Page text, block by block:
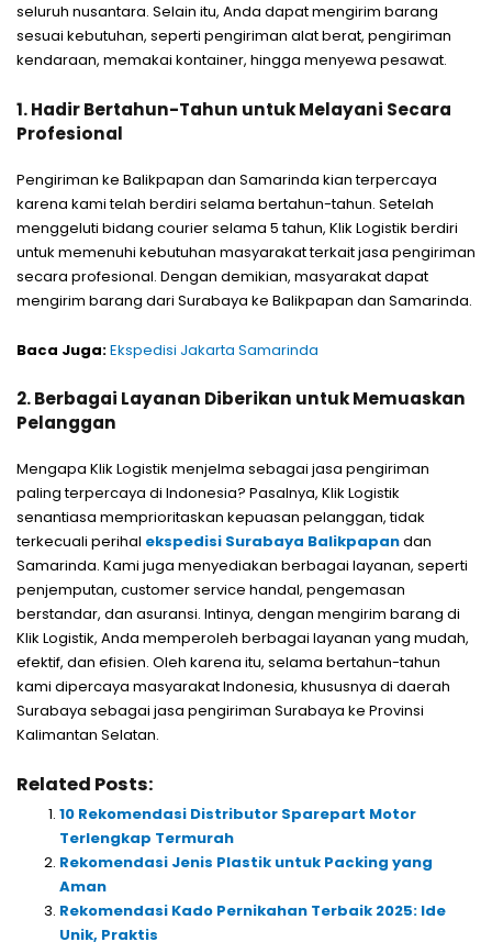
seluruh nusantara. Selain itu, Anda dapat mengirim barang
sesuai kebutuhan, seperti pengiriman alat berat, pengiriman
kendaraan, memakai kontainer, hingga menyewa pesawat.
1. Hadir Bertahun-Tahun untuk Melayani Secara
Profesional
Pengiriman ke Balikpapan dan Samarinda kian terpercaya
karena kami telah berdiri selama bertahun-tahun. Setelah
menggeluti bidang courier selama 5 tahun, Klik Logistik berdiri
untuk memenuhi kebutuhan masyarakat terkait jasa pengiriman
secara profesional. Dengan demikian, masyarakat dapat
mengirim barang dari Surabaya ke Balikpapan dan Samarinda.
Baca Juga:Ekspedisi Jakarta Samarinda
2. Berbagai Layanan Diberikan untuk Memuaskan
Pelanggan
Mengapa Klik Logistik menjelma sebagai jasa pengiriman
paling terpercaya di Indonesia? Pasalnya, Klik Logistik
senantiasa memprioritaskan kepuasan pelanggan, tidak
terkecuali perihal ekspedisi Surabaya Balikpapandan
Samarinda. Kami juga menyediakan berbagai layanan, seperti
penjemputan, customer service handal, pengemasan
berstandar, dan asuransi. Intinya, dengan mengirim barang di
Klik Logistik, Anda memperoleh berbagai layanan yang mudah,
efektif, dan efisien. Oleh karena itu, selama bertahun-tahun
kami dipercaya masyarakat Indonesia, khususnya di daerah
Surabaya sebagai jasa pengiriman Surabaya ke Provinsi
Kalimantan Selatan.
Related Posts:
10 Rekomendasi Distributor Sparepart Motor
Terlengkap Termurah
Rekomendasi Jenis Plastik untuk Packing yang
Aman
Rekomendasi Kado Pernikahan Terbaik 2025: Ide
Unik, Praktis